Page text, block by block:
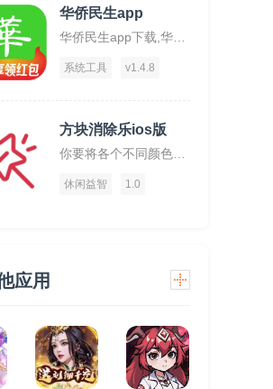
华侨民生app
系统工具 v1.4.8
方块消除乐ios版
休闲益智 1.0
应用